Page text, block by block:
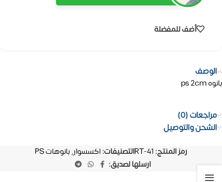
أضف للمفضلة
الوصف
بانوه ps 2cm
مراجعات (0)
الشحن والتوصيل
رمز المنتج: RT-41التصنيفات:اكسسوار,بانوهات PS
ارسلها لصديق: